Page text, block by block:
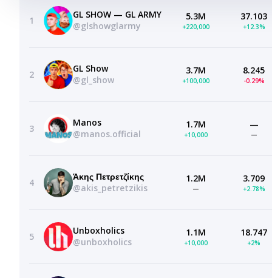
1
GL SHOW — GL ARMY
@glshowglarmy
5.3M
+220,000
37.103
+12.3%
2
GL Show
@gl_show
3.7M
+100,000
8.245
-0.29%
3
Manos
@manos.official
1.7M
+10,000
—
—
4
Άκης Πετρετζίκης
@akis_petretzikis
1.2M
—
3.709
+2.78%
5
Unboxholics
@unboxholics
1.1M
+10,000
18.747
+2%